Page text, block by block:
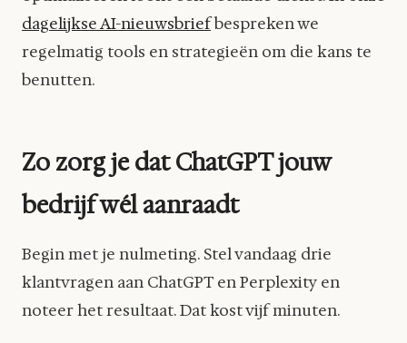
dagelijkse AI-nieuwsbriefbespreken we
regelmatig tools en strategieën om die kans te
benutten.
Zo zorg je dat ChatGPT jouw
bedrijf wél aanraadt
Begin met je nulmeting. Stel vandaag drie
klantvragen aan ChatGPT en Perplexity en
noteer het resultaat. Dat kost vijf minuten.